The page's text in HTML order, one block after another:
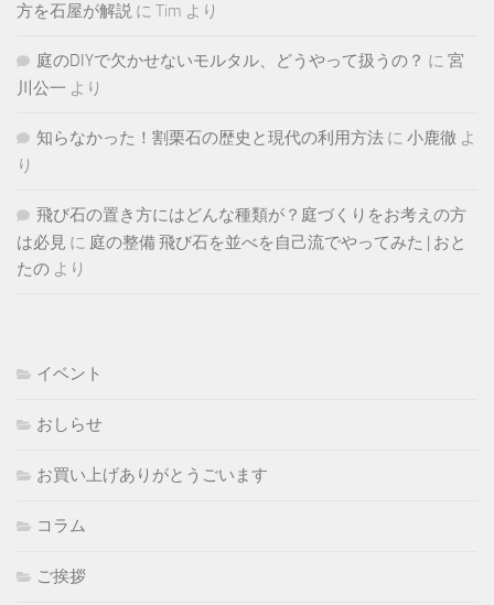
方を石屋が解説 に Tim より
庭のDIYで欠かせないモルタル、どうやって扱うの？ に 宮
川公一 より
知らなかった！割栗石の歴史と現代の利用方法 に 小鹿徹 よ
り
飛び石の置き方にはどんな種類が？庭づくりをお考えの方
は必見 に 庭の整備 飛び石を並べを自己流でやってみた | おと
たの より
イベント
おしらせ
お買い上げありがとうごいます
コラム
ご挨拶